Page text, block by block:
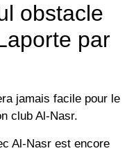
obstacle
par
jamais facile pour le
club Al-Nasr.
Al-Nasr est encore